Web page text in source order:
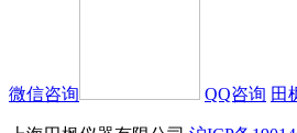
微信咨询 QQ咨询 田